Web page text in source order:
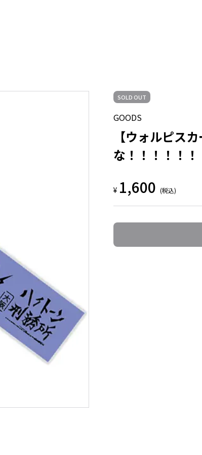
SOLD OUT
GOODS
【ウォルピス
な！！！！！！
¥ 1,600 (税込)